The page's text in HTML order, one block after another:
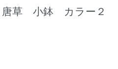
草 小鉢 カラー２